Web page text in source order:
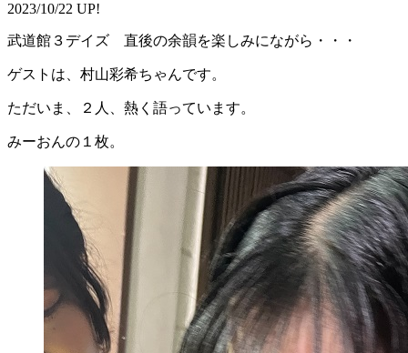
2023/10/22 UP!
武道館３デイズ 直後の余韻を楽しみにながら・・・
ゲストは、村山彩希ちゃんです。
ただいま、２人、熱く語っています。
みーおんの１枚。